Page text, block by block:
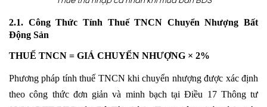
2.1. Công Thức Tính Thuế TNCN Chuyển Nhượng Bất
Động Sản
THUẾ TNCN = GIÁ CHUYỂN NHƯỢNG × 2%
Phương pháp tính thuế TNCN khi chuyển nhượng được xác định
theo công thức đơn giản và minh bạch tại Điều 17 Thông tư